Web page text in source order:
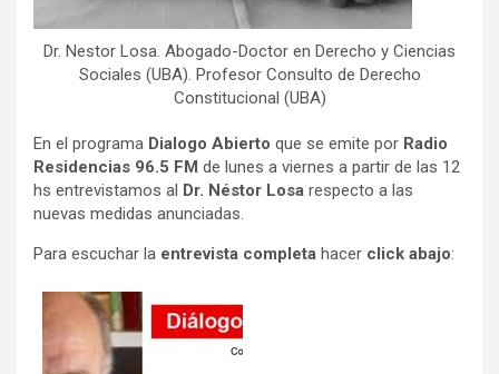
Dr. Nestor Losa. Abogado-Doctor en Derecho y Ciencias
Sociales (UBA). Profesor Consulto de Derecho
Constitucional (UBA)
En el programa Dialogo Abierto que se emite por Radio
Residencias 96.5 FM de lunes a viernes a partir de las 12
hs entrevistamos al Dr. Néstor Losa respecto a las
nuevas medidas anunciadas.
Para escuchar la entrevista completa hacer click abajo: